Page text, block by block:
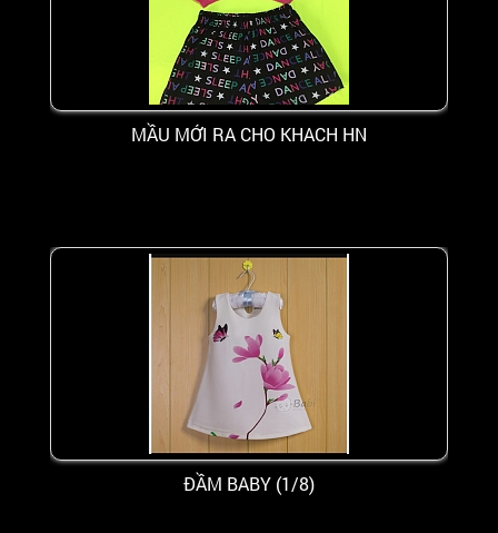
MẦU MỚI RA CHO KHACH HN
ĐẦM BABY (1/8)